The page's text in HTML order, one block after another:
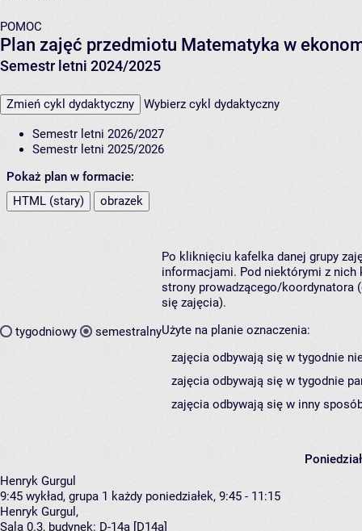
POMOC
Plan zajęć przedmiotu Matematyka w
Semestr letni 2024/2025
Zmień cykl dydaktyczny Wybierz cykl dydaktyczny
Semestr letni 2026/2027
Semestr letni 2025/2026
Pokaż plan w formacie:
HTML (stary)
obrazek
tygodniowy semestralny
Po kliknięciu kafelka danej grupy
informacjami. Pod niektórymi z nich
strony prowadzącego/koordynatora
się zajęcia).
Użyte na planie oznaczenia:
zajęcia odbywają się w tygodnie
zajęcia odbywają się w tygodnie
zajęcia odbywają się w inny
Henryk Gurgul
9:45 wykład, grupa 1 każdy poniedziałek, 9:45 - 11:15
Henryk Gurgul ,
Sala 0.3, budynek: D-14a [D14a]